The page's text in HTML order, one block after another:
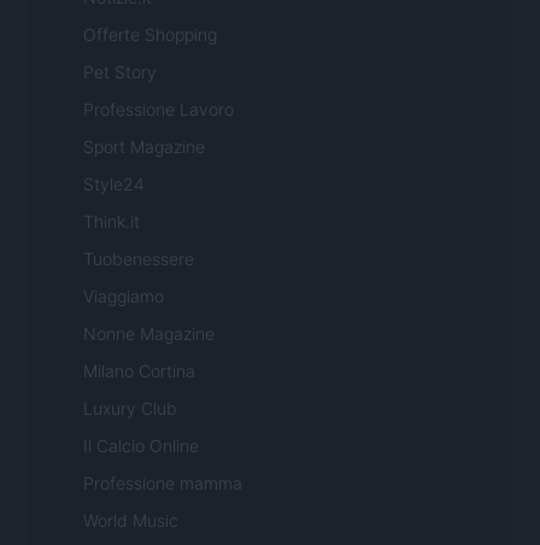
Offerte Shopping
Pet Story
Professione Lavoro
Sport Magazine
Style24
Think.it
Tuobenessere
Viaggiamo
Nonne Magazine
Milano Cortina
Luxury Club
Il Calcio Online
Professione mamma
World Music